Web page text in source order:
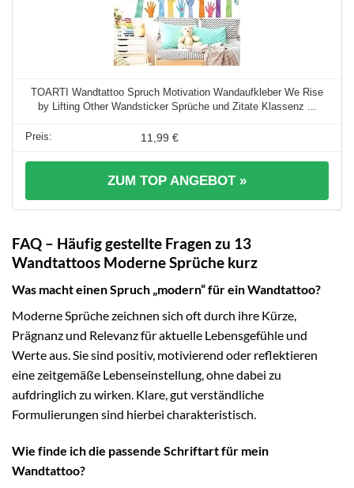
TOARTI Wandtattoo Spruch Motivation Wandaufkleber We Rise
by Lifting Other Wandsticker Sprüche und Zitate Klassenz ...
11,99 €
ZUM TOP ANGEBOT »
FAQ – Häufig gestellte Fragen zu 13
Wandtattoos Moderne Sprüche kurz
Was macht einen Spruch „modern“ für ein Wandtattoo?
Moderne Sprüche zeichnen sich oft durch ihre Kürze,
Prägnanz und Relevanz für aktuelle Lebensgefühle und
Werte aus. Sie sind positiv, motivierend oder reflektieren
eine zeitgemäße Lebenseinstellung, ohne dabei zu
aufdringlich zu wirken. Klare, gut verständliche
Formulierungen sind hierbei charakteristisch.
Wie finde ich die passende Schriftart für mein
Wandtattoo?